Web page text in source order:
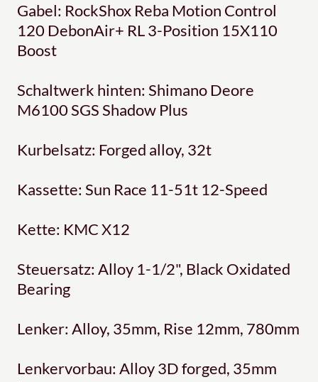
Gabel: RockShox Reba Motion Control
120 DebonAir+ RL 3-Position 15X110
Boost
Schaltwerk hinten: Shimano Deore
M6100 SGS Shadow Plus
Kurbelsatz: Forged alloy, 32t
Kassette: Sun Race 11-51t 12-Speed
Kette: KMC X12
Steuersatz: Alloy 1-1/2", Black Oxidated
Bearing
Lenker: Alloy, 35mm, Rise 12mm, 780mm
Lenkervorbau: Alloy 3D forged, 35mm